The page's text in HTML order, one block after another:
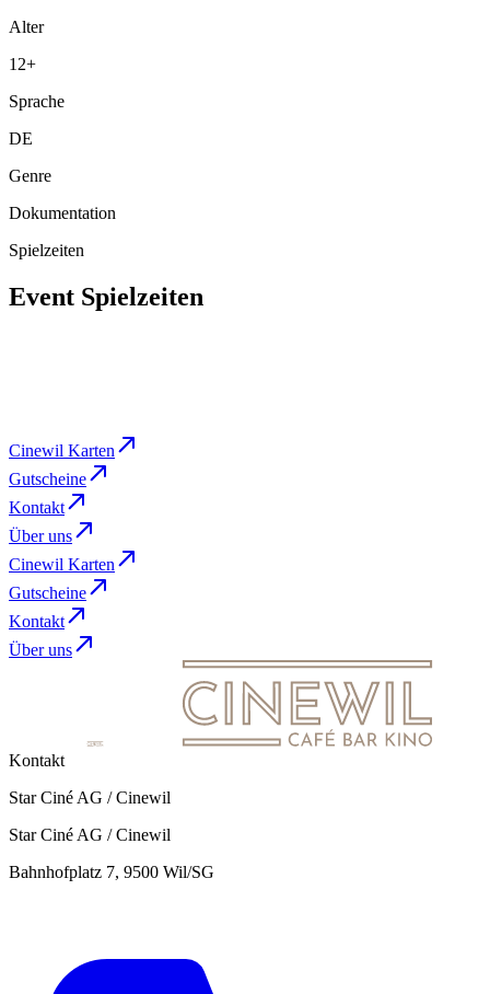
Alter
12+
Sprache
DE
Genre
Dokumentation
Spielzeiten
Event Spielzeiten
BUCHEN
Cinewil Karten
Gutscheine
Kontakt
Über uns
Cinewil Karten
Gutscheine
Kontakt
Über uns
Kontakt
Star Ciné AG / Cinewil
Star Ciné AG / Cinewil
Bahnhofplatz 7, 9500 Wil/SG